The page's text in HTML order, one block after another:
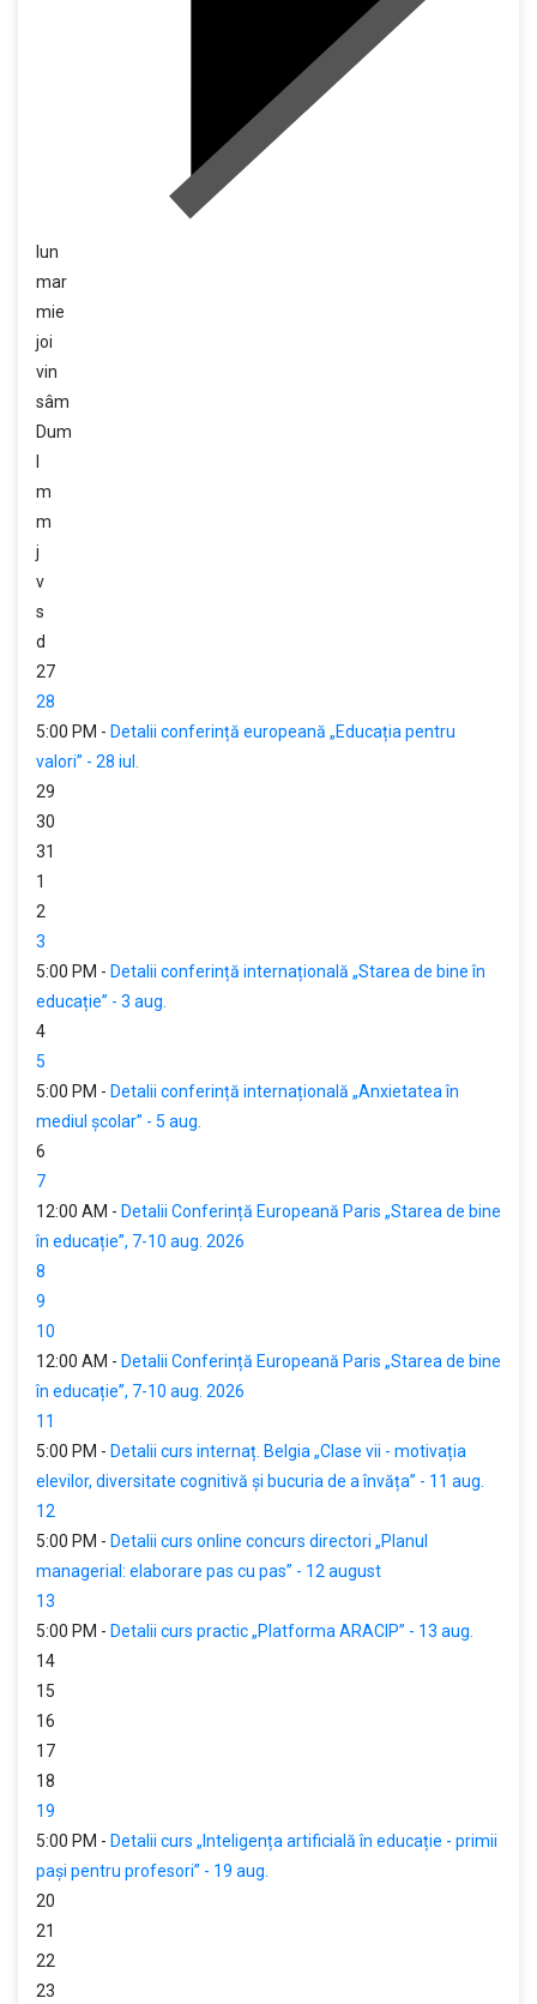
lun
mar
mie
joi
vin
sâm
Dum
m
m
j
v
s
d
27
28
5:00 PM - Detalii conferință europeană „Educația pentru
valori” - 28 iul.
29
30
31
1
2
3
5:00 PM - Detalii conferință internațională „Starea de bine în
educație” - 3 aug.
4
5
5:00 PM - Detalii conferință internațională „Anxietatea în
mediul școlar” - 5 aug.
6
7
12:00 AM - Detalii Conferință Europeană Paris „Starea de bine
în educație”, 7-10 aug. 2026
8
9
10
12:00 AM - Detalii Conferință Europeană Paris „Starea de bine
în educație”, 7-10 aug. 2026
11
5:00 PM - Detalii curs internaț. Belgia „Clase vii - motivația
elevilor, diversitate cognitivă și bucuria de a învăța” - 11 aug.
12
5:00 PM - Detalii curs online concurs directori „Planul
managerial: elaborare pas cu pas” - 12 august
13
5:00 PM - Detalii curs practic „Platforma ARACIP” - 13 aug.
14
15
16
17
18
19
5:00 PM - Detalii curs „Inteligența artificială în educație - primii
pași pentru profesori” - 19 aug.
20
21
22
23